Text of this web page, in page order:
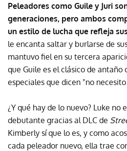
Peleadores como Guile y Juri
generaciones, pero ambos
un estilo de lucha que refleja
le encanta saltar y burlarse de
mantuvo fiel en su tercera
que Guile es el clásico de antaño
especiales que dicen "no
¿Y qué hay de lo nuevo? Luke no
debutante gracias al DLC de
Kimberly sí que lo es, y como
cada peleador nuevo, ella trae